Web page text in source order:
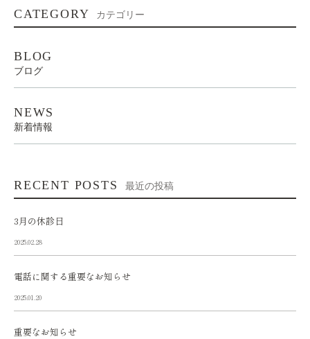
CATEGORY カテゴリー
BLOG
ブログ
NEWS
新着情報
RECENT POSTS 最近の投稿
3月の休診日
2025.02.28
電話に関する重要なお知らせ
2025.01.20
重要なお知らせ